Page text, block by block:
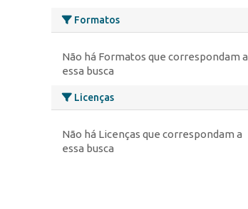
Formatos
Não há Formatos que correspondam a
essa busca
Licenças
Não há Licenças que correspondam a
essa busca